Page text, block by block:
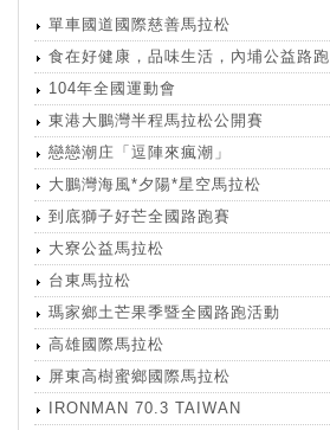
單車國道國際慈善馬拉松
食在好健康，品味生活，內埔公益路跑
104年全國運動會
東港大鵬灣半程馬拉松公開賽
戀戀潮庄「逗陣來瘋潮」
大鵬灣海風*夕陽*星空馬拉松
到底獅子好芒全國路跑賽
大寮公益馬拉松
台東馬拉松
瑪家鄉土芒果季暨全國路跑活動
高雄國際馬拉松
屏東高樹蜜鄉國際馬拉松
IRONMAN 70.3 TAIWAN